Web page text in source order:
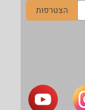
הצטרפות